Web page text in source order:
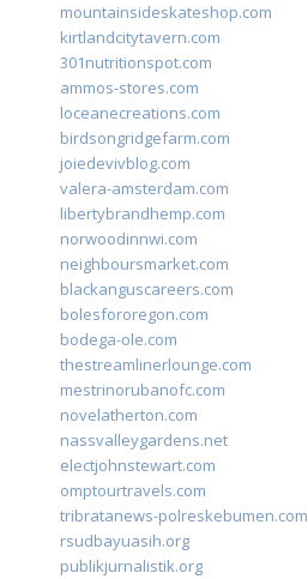
mountainsideskateshop.com
kirtlandcitytavern.com
301nutritionspot.com
ammos-stores.com
loceanecreations.com
birdsongridgefarm.com
joiedevivblog.com
valera-amsterdam.com
libertybrandhemp.com
norwoodinnwi.com
neighboursmarket.com
blackanguscareers.com
bolesfororegon.com
bodega-ole.com
thestreamlinerlounge.com
mestrinorubanofc.com
novelatherton.com
nassvalleygardens.net
electjohnstewart.com
omptourtravels.com
tribratanews-polreskebumen.com
rsudbayuasih.org
publikjurnalistik.org